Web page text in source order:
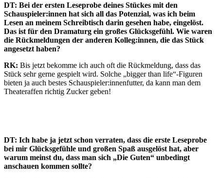
DT: Bei der ersten Leseprobe deines Stückes mit den
Schauspieler:innen hat sich all das Potenzial, was ich beim
Lesen an meinem Schreibtisch darin gesehen habe, eingelöst.
Das ist für den Dramaturg ein großes Glücksgefühl. Wie waren
die Rückmeldungen der anderen Kolleg:innen, die das Stück
angesetzt haben?
RK: Bis jetzt bekomme ich auch oft die Rückmeldung, dass das
Stück sehr gerne gespielt wird. Solche „bigger than life“-Figuren
bieten ja auch bestes Schauspieler:innenfutter, da kann man dem
Theateraffen richtig Zucker geben!
DT: Ich habe ja jetzt schon verraten, dass die erste Leseprobe
bei mir Glücksgefühle und großen Spaß ausgelöst hat, aber
warum meinst du, dass man sich „Die Guten“ unbedingt
anschauen kommen sollte?